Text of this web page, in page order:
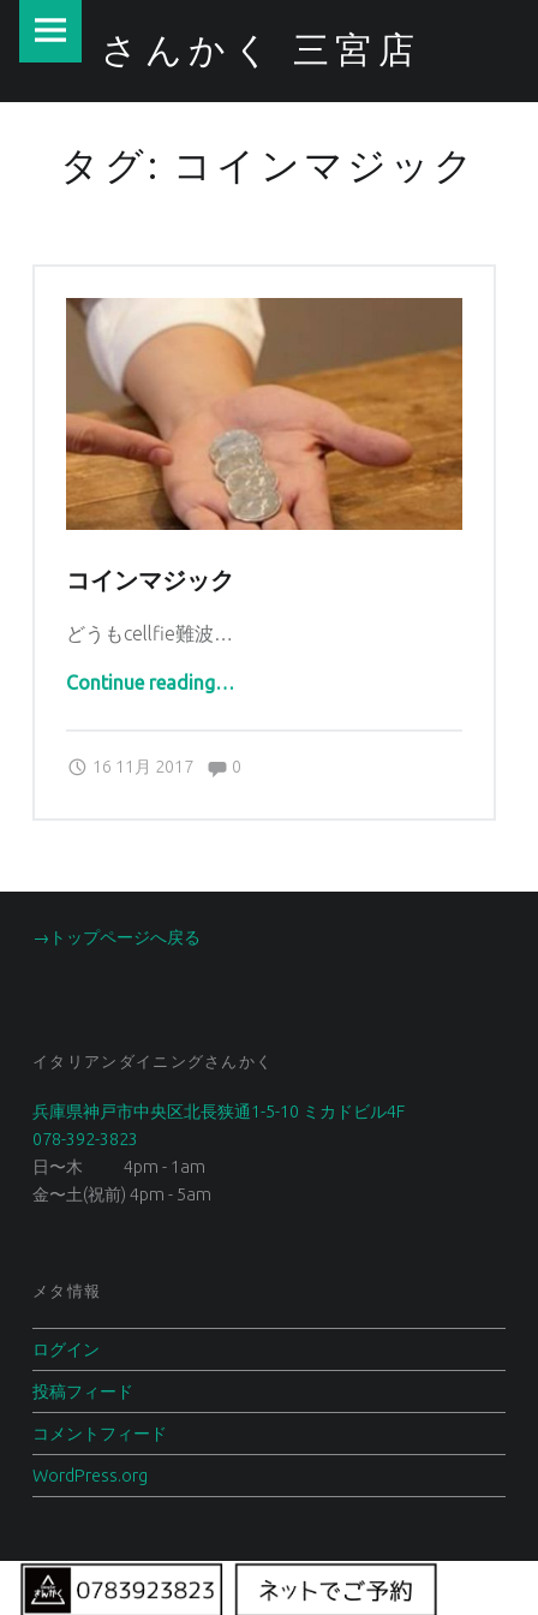
コインマジック – さんかく 三宮店
さんかく 三宮店
タグ: コインマジック
コインマジック
どうもcellfie難波…
Continue reading“コインマジック”
…
16 11月 2017
sankaku Comments:0
FOOTER SIDEBAR
→トップページへ戻る
イタリアンダイニングさんかく
兵庫県神戸市中央区北長狭通1-5-10 ミカドビル4F
078-392-3823
日〜木 4pm - 1am
金〜土(祝前) 4pm - 5am
メタ情報
ログイン
投稿フィード
コメントフィード
WordPress.org